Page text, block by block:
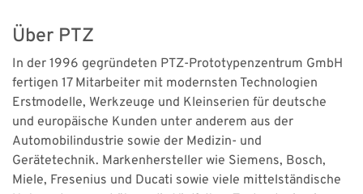
Über PTZ
In der 1996 gegründeten PTZ-Prototypenzentrum GmbH
fertigen 17 Mit­arbeiter mit modernsten Technologien
Erstmodelle, Werkzeuge und Kleinserien für deutsche
und europäische Kunden unter anderem aus der
Automobilindustrie sowie der Medizin- und
Gerätetechnik. Markenhersteller wie Siemens, Bosch,
Miele, Fresenius und Ducati sowie viele mittelständische